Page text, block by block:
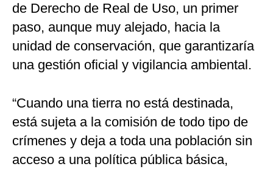
de Derecho de Real de Uso, un primer
paso, aunque muy alejado, hacia la
unidad de conservación, que garantizaría
una gestión oficial y vigilancia ambiental.
“Cuando una tierra no está destinada,
está sujeta a la comisión de todo tipo de
crímenes y deja a toda una población sin
acceso a una política pública básica,